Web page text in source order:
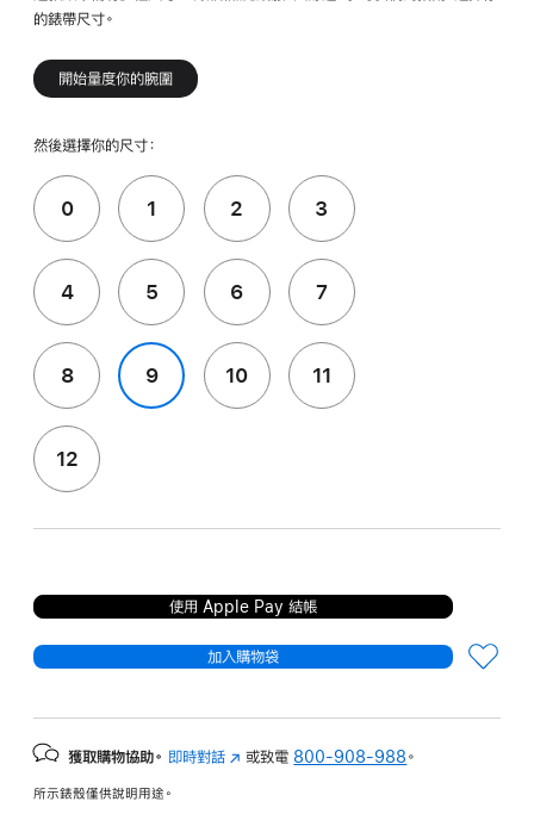
的錶帶尺寸。
開始量度你的腕圍
然後選擇你的尺寸：
0 1 2 3
4 5 6 7
8 9 10 11
12
使用 Apple Pay 結帳
加入購物袋
獲取購物協助。 即時對話 (以 或致電 800-908-988 。
所示錶殼僅供說明用途。